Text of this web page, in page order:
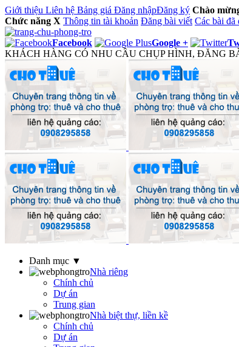
Giới thiệu Liên hệ Bảng giá Đăng nhậpĐăng ký Chào
Chức năng X Thông tin tài khoản Đăng bài viết Các bài đã
Facebook Google +
KHÁCH HÀNG CÓ NHU CẦU CHỤP HÌNH, ĐĂNG
Danh mục ▼
Nhà riêng
Chính chủ
Dự án
Trung gian
Nhà biệt thự, liền kề
Chính chủ
Dự án